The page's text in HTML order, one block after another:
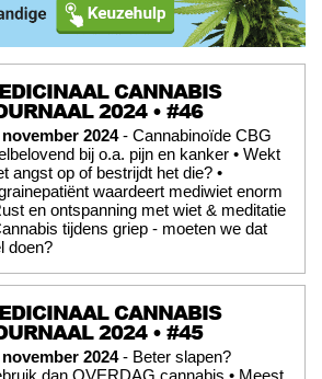
CANNABIS
2024 • #46
november 2024- Cannabinoïde CBG
bij o.a. pijn en kanker • Wekt
angst op of bestrijdt het die? •
waardeert mediwiet enorm
en ontspanning met wiet & meditatie
tijdens griep - moeten we dat
doen?
CANNABIS
2024 • #45
november 2024- Beter slapen?